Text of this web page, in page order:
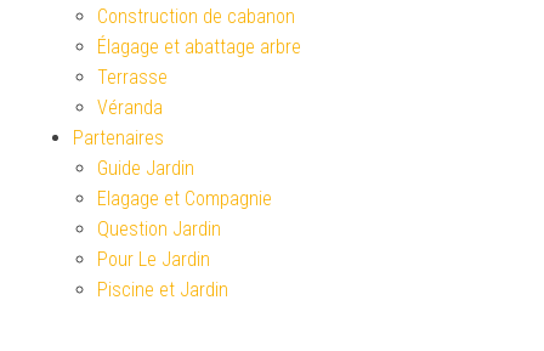
Construction de cabanon
Élagage et abattage arbre
Terrasse
Véranda
Partenaires
Guide Jardin
Elagage et Compagnie
Question Jardin
Pour Le Jardin
Piscine et Jardin